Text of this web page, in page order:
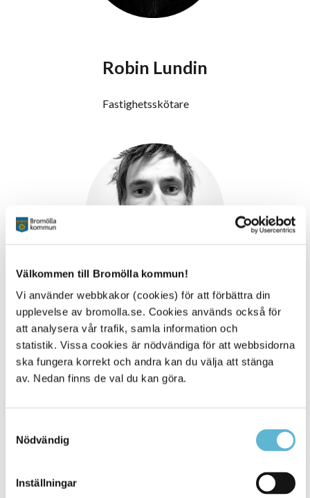
Välkommen till Bromölla kommun!
Vi använder webbkakor (cookies) för att förbättra din
upplevelse av bromolla.se. Cookies används också för
att analysera vår trafik, samla information och
statistik. Vissa cookies är nödvändiga för att webbsidorna
ska fungera korrekt och andra kan du välja att stänga
av. Nedan finns de val du kan göra.
Nödvändig
Inställningar
Robin Lundin
Fastighetsskötare
Jonathan Erlandsson
Fastighetsskötare